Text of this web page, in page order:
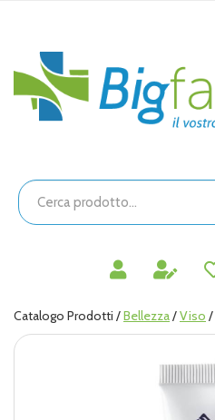
principaleBigfarmacia
Cerca
Prodotto
Catalogo Prodotti /Bellezza/Viso /